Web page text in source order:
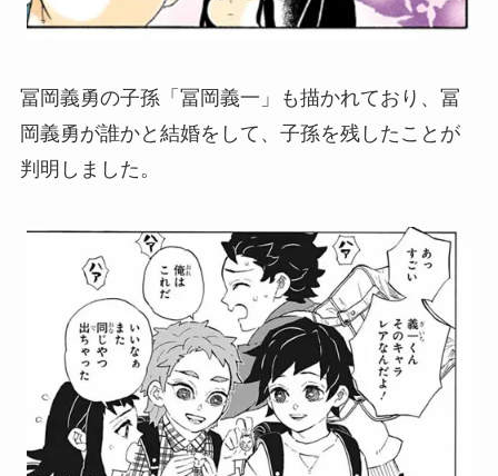
冨岡義勇の子孫「冨岡義一」も描かれており、冨
岡義勇が誰かと結婚をして、子孫を残したことが
判明しました。